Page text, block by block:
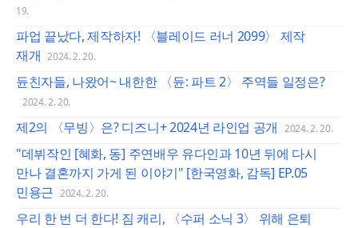
19.
파업 끝났다, 제작하자! 〈블레이드 러너 2099〉 제작
재개 2024. 2. 20.
듄친자들, 나왔어~ 내한한 〈듄: 파트 2〉 주역들 일정은?
2024. 2. 20.
제2의 〈무빙〉은? 디즈니+ 2024년 라인업 공개 2024. 2. 20.
"데뷔작인 [혜화, 동] 주연배우 유다인과 10년 뒤에 다시
만나 결혼까지 가게 된 이야기" [한국영화, 감독] EP.05
민용근 2024. 2. 20.
우리 한 번 더 한다! 짐 캐리, 〈수퍼 소닉 3〉 위해 은퇴